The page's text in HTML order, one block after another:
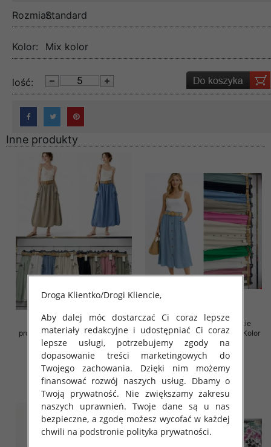
Rozmiar:Standard
Kolor: Mix kolor
lość:
Inne produkty
Spódnice damskie (Włoskie
produkt) Roz Standard, Mix Kolor
Paczka 5 szt
38.00 zł
szczegóły
Spódnice damskie (Włoskie
produkt) Roz Standard, Mix Kolor
Paczka 5 szt
35.00 zł
Droga Klientko/Drogi Kliencie,
Aby dalej móc dostarczać Ci coraz lepsze
materiały redakcyjne i udostępniać Ci coraz
lepsze usługi, potrzebujemy zgody na
dopasowanie treści marketingowych do
Twojego zachowania. Dzięki nim możemy
finansować rozwój naszych usług. Dbamy o
Twoją prywatność. Nie zwiększamy zakresu
naszych uprawnień. Twoje dane są u nas
bezpieczne, a zgodę możesz wycofać w każdej
chwili na podstronie polityka prywatności.